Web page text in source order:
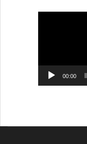
00:00